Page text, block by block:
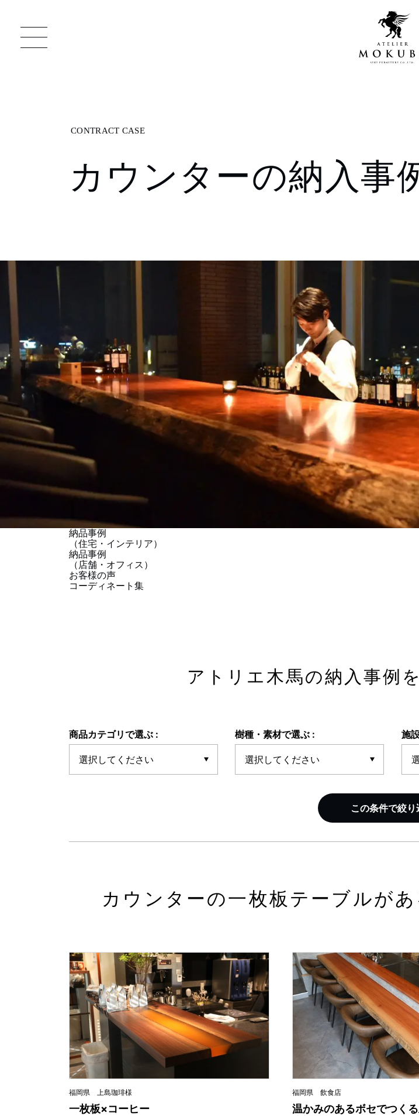
MOKUBA について
商品情報
特別なダイニングチェア
一枚板用のテーブル脚
樹種紹介
コーディネート集
メンテナンス方法
青山プレミアムギャラリー
新宿ギャラリー
アウトレット神戸店
大川ギャラリー【本店】
天神ギャラリー
公式オンラインストア
WEBカタログ
カウンターの納入事
納品事例
（住宅・インテリア）
納品事例
（店舗・オフィス）
お客様の声
コーディネート集
アトリエ木馬の納入事例を
商品カテゴリで選ぶ : 樹種・素材で選ぶ : 施
この条件で絞り
カウンターの一枚板テーブルが
福岡県 上島珈琲様
一枚板×コーヒー
福岡県 飲食店
温かみのあるボセでつく